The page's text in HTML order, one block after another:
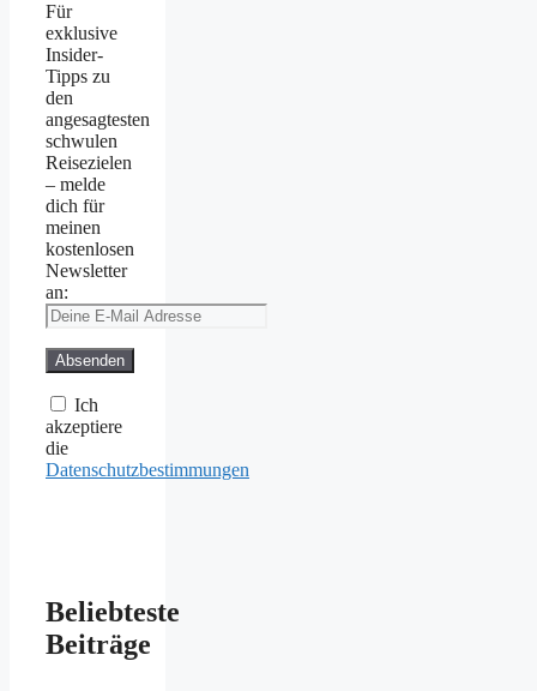
Für
exklusive
Insider-
Tipps zu
den
angesagtesten
schwulen
Reisezielen
– melde
dich für
meinen
kostenlosen
Newsletter
an:
Ich
akzeptiere
die
Datenschutzbestimmungen
Beliebteste
Beiträge